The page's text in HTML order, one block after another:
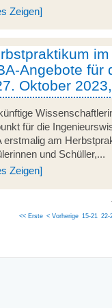
Zeigen]
Angebote für
Oktober
für die
erstmalig am
und Schüller,...
Zeigen]
<< Erste < Vorherige 15-21 22-